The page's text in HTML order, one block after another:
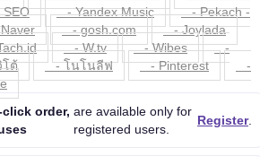
- Yandex Music
- Pekach -
- gosh.com
- Joylada
- W.tv - Wibes
-
ต้ - โนโนลีฟ - Pinterest
-
order, are available only for
registered users.
Register.